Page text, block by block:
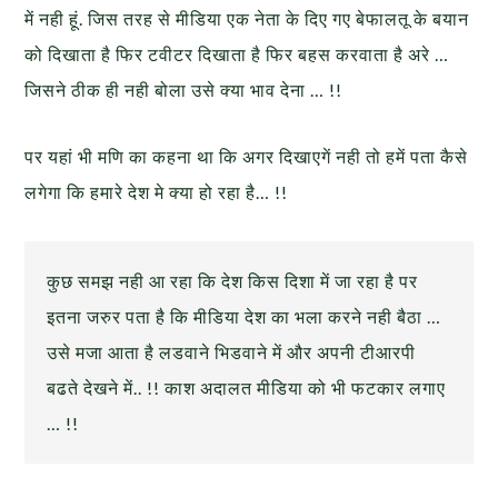
में नही हूं. जिस तरह से मीडिया एक नेता के दिए गए बेफालतू के बयान
को दिखाताहै फिर टवीटर दिखाता है फिर बहस करवाता है अरे …
जिसने ठीक ही नही बोला उसे क्या भाव देना … !!
पर यहां भी मणि का कहना था कि अगर दिखाएगें नही तो हमें पता कैसे
लगेगा कि हमारे देश मे क्या हो रहा है… !!
कुछ समझ नही आ रहा कि देश किस दिशा में जा रहा है पर
इतना जरुर पता है कि मीडिया देश का भला करने नही बैठा …
उसे मजा आता है लडवाने भिडवाने में और अपनी टीआरपी
बढते देखने में.. !! काश अदालत मीडिया को भी फटकार लगाए
… !!